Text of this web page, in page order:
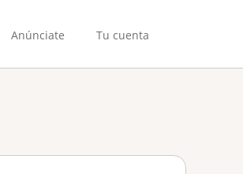
Anúnciate Tu cuenta